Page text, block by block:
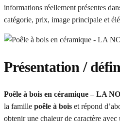
informations réellement présentes
catégorie, prix, image principale et
Présentation /
Poêle à bois en céramique – LA
la famille poêle à bois et répond
obtenir une chaleur de caractère